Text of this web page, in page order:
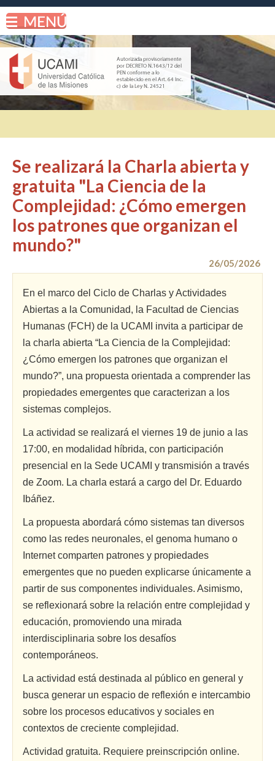
Se realizará la Charla abierta y
gratuita "La Ciencia de la
Complejidad: ¿Cómo emergen
los patrones que organizan el
mundo?"
26/05/2026
En el marco del Ciclo de Charlas y Actividades
Abiertas a la Comunidad, la Facultad de Ciencias
Humanas (FCH) de la UCAMI invita a participar de
la charla abierta “La Ciencia de la Complejidad:
¿Cómo emergen los patrones que organizan el
mundo?”, una propuesta orientada a comprender las
propiedades emergentes que caracterizan a los
sistemas complejos.
La actividad se realizará el viernes 19 de junio a las
17:00, en modalidad híbrida, con participación
presencial en la Sede UCAMI y transmisión a través
de Zoom. La charla estará a cargo del Dr. Eduardo
Ibáñez.
La propuesta abordará cómo sistemas tan diversos
como las redes neuronales, el genoma humano o
Internet comparten patrones y propiedades
emergentes que no pueden explicarse únicamente a
partir de sus componentes individuales. Asimismo,
se reflexionará sobre la relación entre complejidad y
educación, promoviendo una mirada
interdisciplinaria sobre los desafíos
contemporáneos.
La actividad está destinada al público en general y
busca generar un espacio de reflexión e intercambio
sobre los procesos educativos y sociales en
contextos de creciente complejidad.
Actividad gratuita. Requiere preinscripción online.